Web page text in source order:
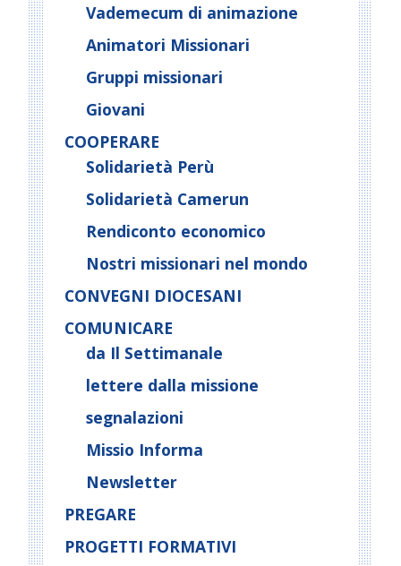
Vademecum di animazione
Animatori Missionari
Gruppi missionari
Giovani
COOPERARE
Solidarietà Perù
Solidarietà Camerun
Rendiconto economico
Nostri missionari nel mondo
CONVEGNI DIOCESANI
COMUNICARE
da Il Settimanale
lettere dalla missione
segnalazioni
Missio Informa
Newsletter
PREGARE
PROGETTI FORMATIVI